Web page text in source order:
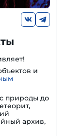
и
природы до
архив,